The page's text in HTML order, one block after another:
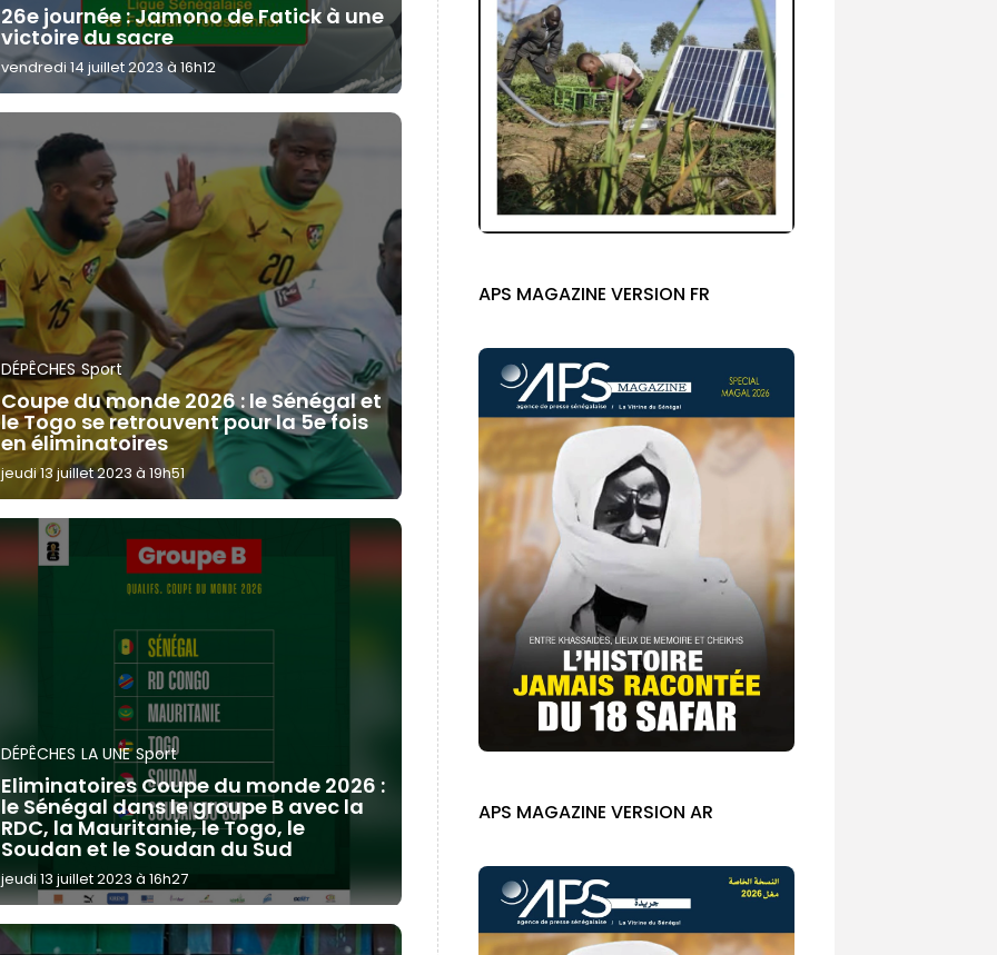
26e journée : Jamono de Fatick à une
victoire du sacre
vendredi 14 juillet 2023 à 16h12
DÉPÊCHES Sport
Coupe du monde 2026 : le Sénégal et
le Togo se retrouvent pour la 5e fois
en éliminatoires
jeudi 13 juillet 2023 à 19h51
DÉPÊCHES LA UNE Sport
Eliminatoires Coupe du monde 2026 :
le Sénégal dans le groupe B avec la
RDC, la Mauritanie, le Togo, le
Soudan et le Soudan du Sud
jeudi 13 juillet 2023 à 16h27
APS MAGAZINE VERSION FR
APS MAGAZINE VERSION AR